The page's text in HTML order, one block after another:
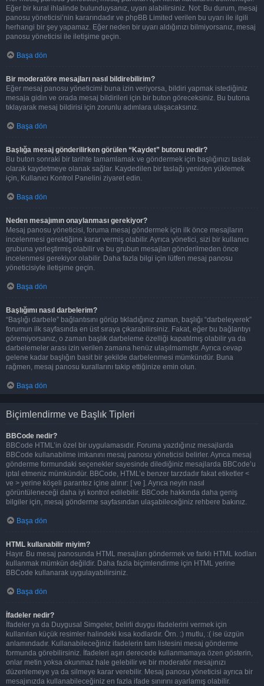
Eğer bir kural ihlalinde bulunduysanız, uyarı alabilirsiniz. Not: Bu durum, mesaj
panosu yöneticisi’nin kararındadır ve phpBB Limited verilen bu uyarı ile ilgili
herhangi bir şey yapamaz. Eğer neden bir uyarı aldığınızı bilmiyorsanız, mesaj
panosu yöneticisi ile iletişime geçin.
Başa dön
Bir moderatöre mesajları nasıl bildirebilirim?
Eğer mesaj panosu yöneticimi buna izin veriyorsa, bildiri yapmak istediğiniz
mesaja gidin ve orada mesaj bildirileri için bir buton göreceksiniz. Bu butona
tıklayarak mesaj bildirisi için zorunlu adımlara ulaşacaksınız.
Başa dön
Başlığa mesaj gönderilirken görülen “Kaydet” butonu nedir?
Bu buton sonraki bir tarihte tamamlamak ve göndermek için başlığınızı taslak
olarak kaydetmeye olanak sağlar. Kaydedilen bir taslağı yeniden yüklemek
için, Kullanıcı Kontrol Panelini ziyaret edin.
Başa dön
Neden mesajımın onaylanması gerekiyor?
Mesaj panosu yöneticisi, foruma mesaj göndermek için ilk önce mesajların
incelenmesi gerektiğine karar vermiş olabilir. Ayrıca yönetici, sizi bir kullanıcı
grubuna yerleştirmiş olabilir ve bu grubun mesajları gönderilmeden önce
incelenmesi gerekiyor olabilir. Daha fazla bilgi için lütfen mesaj panosu
yöneticisiyle iletişime geçin.
Başa dön
Başlığımı nasıl darbelerim?
“Başlığı darbele” bağlantısını görüp tıkladığınız zaman, başlığı “darbeleyerek”
forumun ilk sayfasında en üst sıraya çıkarabilirsiniz. Fakat, eğer bu bağlantıyı
göremiyorsanız, o zaman başlık darbeleme özelliği kapatılmış olabilir ya da
darbelemeler arası izin verilen zamana henüz ulaşılmamıştır. Ayrıca cevap
gelene kadar başlığın basit bir şekilde darbelenmesi mümkündür. Buna
rağmen, mesaj panosu kurallarını takip ettiğinize emin olun.
Başa dön
Biçimlendirme ve Başlık Tipleri
BBCode nedir?
BBCode HTML’in özel bir uygulamasıdır. Foruma yazdığınız mesajlarda
BBCode kullanabilme imkanını mesaj panosu yöneticisi belirler. Ayrıca mesaj
gönderme formundaki seçenekler sayesinde dilediğiniz mesajlarda BBCode’u
iptal etmeniz mümkündür. BBCode, HTML’e benzer tarzdadır fakat etiketler <
ve > yerine köşeli parantez içine alınır: [ ve ]. Ayrıca neyin nasıl
görüntüleneceği daha iyi kontrol edilebilir. BBCode hakkında daha geniş
bilgiler için, mesaj gönderme sayfasından ulaşabileceğiniz rehbere bakınız.
Başa dön
HTML kullanabilir miyim?
Hayır. Bu mesaj panosunda HTML mesajları göndermek ve farklı HTML kodları
kullanmak mümkün değildir. Daha fazla biçimlendirme için HTML yerine
BBCode kullanarak uygulayabilirsiniz.
Başa dön
İfadeler nedir?
İfadeler ya da Duygusal Simgeler, belirli duygu ifadelerini vermek için
kullanılan küçük resimler halindeki kısa kodlardır. Örn. :) mutlu, :( ise üzgün
anlamındadır. Kullanabileceğiniz ifadelerin tam listesini mesaj gönderme
formunda görebilirsiniz. İfadeleri aşırı derecede kullanmamaya özen gösterin,
onlar metin yoksa okunmaz hale gelebilir ve bir moderatör mesajınızı
düzenlemeye ya da silmeye karar verebilir. Mesaj panosu yöneticisi ayrıca bir
mesajınızda kullanabileceğiniz en fazla ifade sınırını ayarlamış olabilir.